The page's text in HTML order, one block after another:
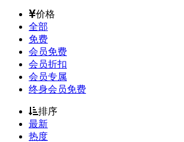
价格
全部
免费
会员免费
会员折扣
会员专属
终身会员免费
排序
最新
热度